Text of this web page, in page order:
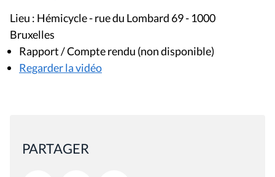
Lieu : Hémicycle - rue du Lombard 69 - 1000
Bruxelles
Rapport / Compte rendu (non disponible)
Regarder la vidéo
PARTAGER